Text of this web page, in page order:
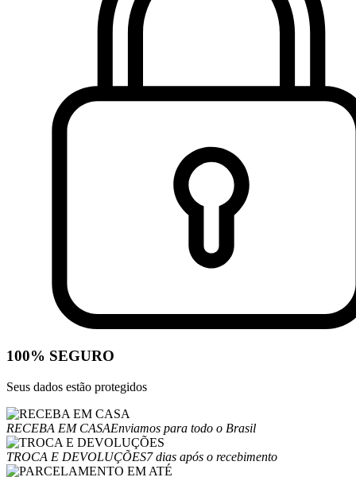
100% SEGURO
Seus dados estão protegidos
RECEBA EM CASAEnviamos para todo o Brasil
TROCA E DEVOLUÇÕES7 dias após o recebimento